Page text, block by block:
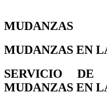
MUDANZAS
MUDANZAS EN
SERVICIO DE
MUDANZAS EN